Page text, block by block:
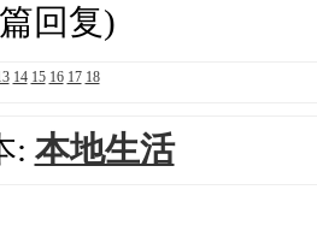
回复)
14 15 16 17 18
: 本地生活